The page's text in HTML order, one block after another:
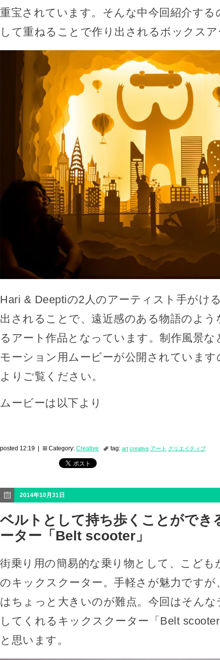
重宝されています。そんな中今回紹介す
して重ねることで作り出されるボックス
Hari & Deeptiの2人のアーティスト手がけ
出されることで、遠近感のある物語のよう
るアート作品となっています。制作風景
モーション用ムービーが公開されていま
よりご覧ください。
ムービーは以下より
posted 12:19 | Category: Creative tag: art creative アート クリエイティブ
2014年10月31日
ベルトとして持ち歩くことができ
ーター「Belt scooter」
街乗り用の簡易的な乗り物として、こども
のキックスクーター。手軽さが魅力です
はちょっと大きいのが難点。今回はそん
してくれるキックスクーター「Belt
と思います。